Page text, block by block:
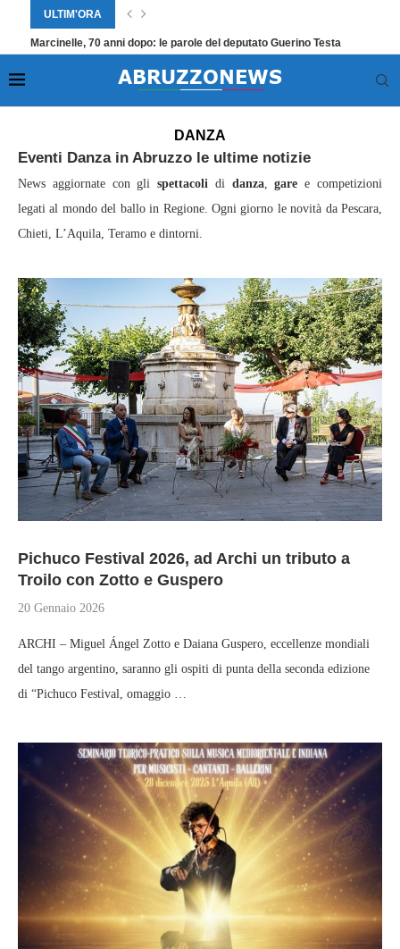
ULTIM'ORA
Marcinelle, 70 anni dopo: le parole del deputato Guerino Testa
Home Eventi Abruzzo»Danza»Pagina 2
DANZA
Eventi Danza in Abruzzo le ultime notizie
News aggiornate con glispettacoli di danza,gare e competizioni
legati al mondo del ballo in Regione. Ogni giorno le novità da Pescara,
Chieti, L’Aquila, Teramo e dintorni.
Pichuco Festival 2026, ad Archi un tributo a
Troilo con Zotto e Guspero
20 Gennaio 2026
ARCHI – Miguel Ángel Zotto e Daiana Guspero, eccellenze mondiali
del tango argentino, saranno gli ospiti di punta della seconda edizione
di “Pichuco Festival, omaggio …